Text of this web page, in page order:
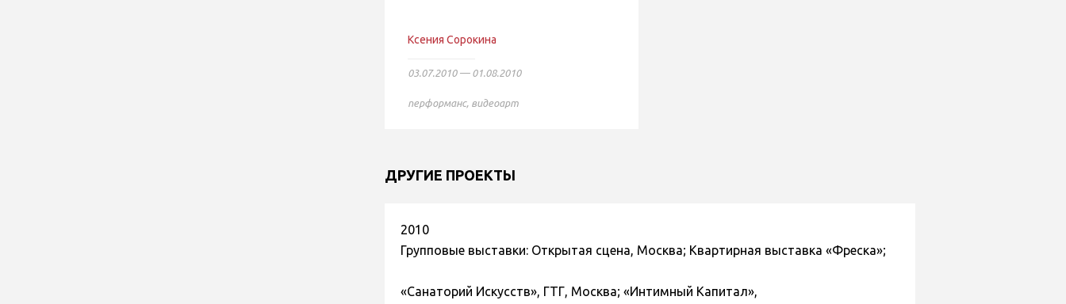
Ксения Сорокина
03.07.2010 — 01.08.2010
перформанс, видеоарт
ДРУГИЕ ПРОЕКТЫ
2010
Групповые выставки: Открытая сцена, Москва; Квартирная выставка «Фреска»;
«Санаторий Искусств», ГТГ, Москва; «Интимный Капитал»,